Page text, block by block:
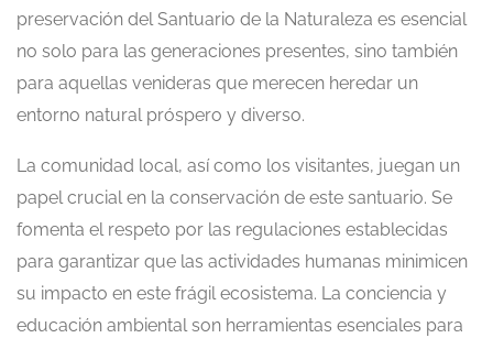
preservación del Santuario de la Naturaleza es esencial
no solo para las generaciones presentes, sino también
para aquellas venideras que merecen heredar un
entorno natural próspero y diverso.
La comunidad local, así como los visitantes, juegan un
papel crucial en la conservación de este santuario. Se
fomenta el respeto por las regulaciones establecidas
para garantizar que las actividades humanas minimicen
su impacto en este frágil ecosistema. La conciencia y
educación ambiental son herramientas esenciales para